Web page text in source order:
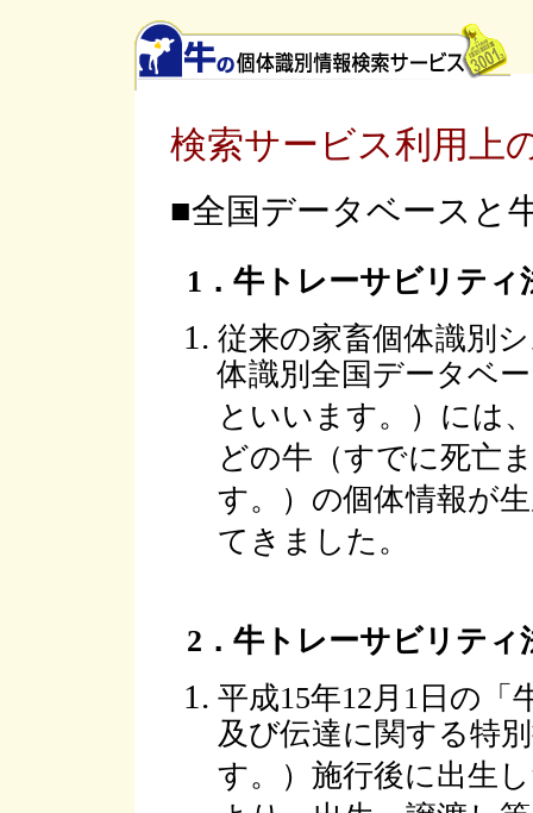
検索サービス利用上
■全国データベースと
1．牛トレーサビリティ
従来の家畜個体識別
体識別全国データベ
といいます。）には
どの牛（すでに死亡
す。）の個体情報が
てきました。
2．牛トレーサビリティ
平成15年12月1日の
及び伝達に関する特
す。）施行後に出生